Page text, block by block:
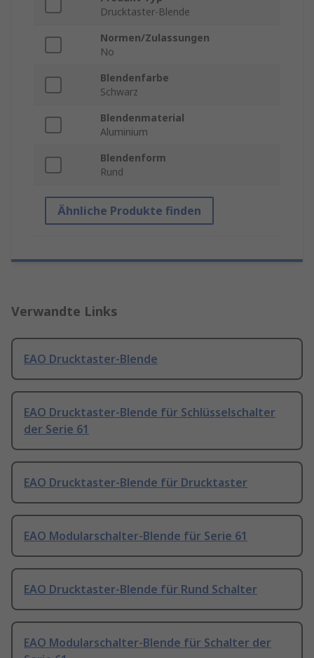
Drucktaster-Blende
Normen/Zulassungen
No
Blendenfarbe
Schwarz
Blendenmaterial
Aluminium
Blendenform
Rund
Ähnliche Produkte finden
Verwandte Links
EAO Drucktaster-Blende
EAO Drucktaster-Blende für Schlüsselschalter
der Serie 61
EAO Drucktaster-Blende für Drucktaster
EAO Modularschalter-Blende für Serie 61
EAO Drucktaster-Blende für Rund Schalter
EAO Modularschalter-Blende für Schalter der